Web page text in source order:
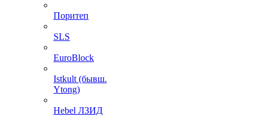
Поритеп
SLS
EuroBlock
Istkult (бывш.
Ytong)
Hebel ЛЗИД